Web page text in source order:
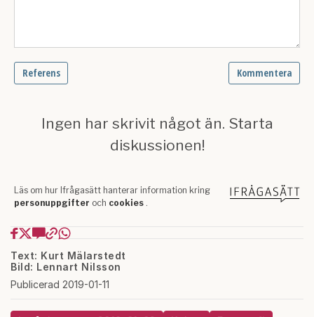
Text: Kurt Mälarstedt
Bild: Lennart Nilsson
Publicerad 2019-01-11